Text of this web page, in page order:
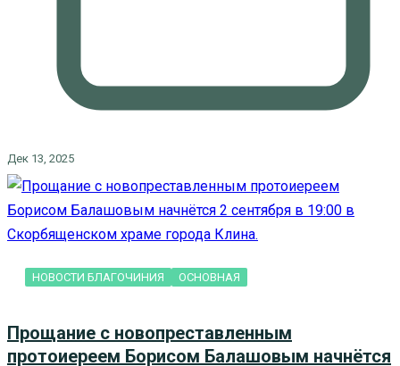
Дек 13, 2025
НОВОСТИ БЛАГОЧИНИЯ ОСНОВНАЯ
Прощание с новопреставленным
протоиереем Борисом Балашовым начнётся